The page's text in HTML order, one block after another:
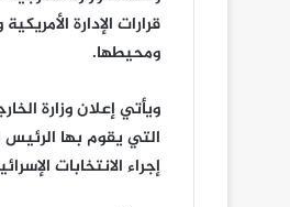
قرارات الإدارة
ومحيطها.
ويأتي إعلان وزارة
التي يقوم بها الرئيس
إجراء الانتخابات